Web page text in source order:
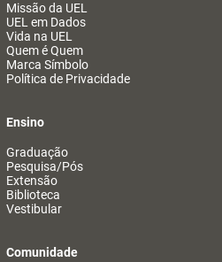
Missão da UEL
UEL em Dados
Vida na UEL
Quem é Quem
Marca Símbolo
Política de Privacidade
Ensino
Graduação
Pesquisa/Pós
Extensão
Biblioteca
Vestibular
Comunidade